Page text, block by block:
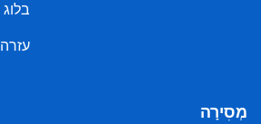
בלוג
עזרה
מְסִירָה